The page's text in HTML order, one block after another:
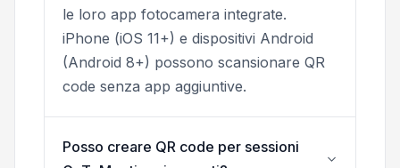
le loro app fotocamera integrate.
iPhone (iOS 11+) e dispositivi Android
(Android 8+) possono scansionare QR
code senza app aggiuntive.
Posso creare QR code per sessioni